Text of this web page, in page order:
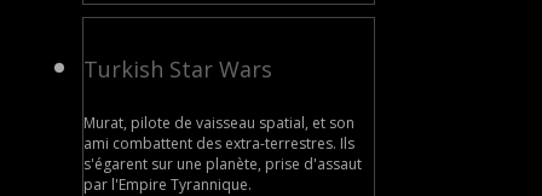
Turkish Star Wars
Murat, pilote de vaisseau spatial, et son
ami combattent des extra-terrestres. Ils
s'égarent sur une planète, prise d'assaut
par l'Empire Tyrannique.